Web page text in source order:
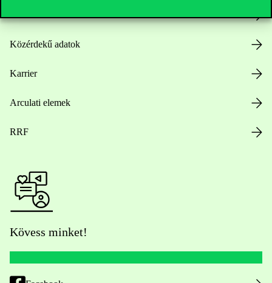
Házirend
Közérdekű adatok
Karrier
Arculati elemek
RRF
Kövess minket!